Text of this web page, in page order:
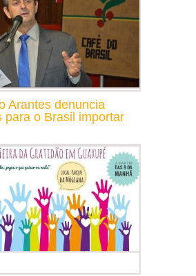
Arantes denuncia
para o Brasil importar